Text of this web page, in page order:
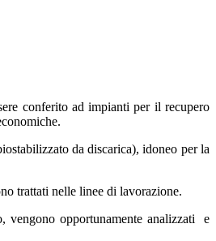
conferito ad impianti per il recupero
da discarica), idoneo per la
trattati nelle linee di lavorazione.
vengono opportunamente analizzati e